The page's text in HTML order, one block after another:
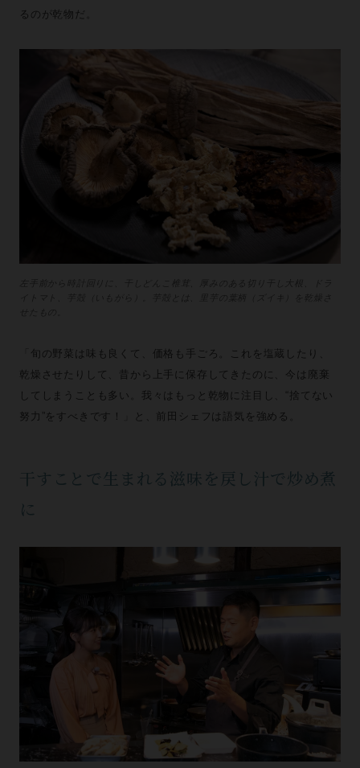
るのが乾物だ。
左手前から時計回りに、干しどんこ椎茸、厚みのある切り干し大根、ドラ
イトマト、芋殻（いもがら）。芋殻とは、里芋の葉柄（ズイキ）を乾燥さ
「旬の野菜は味も良くて、価格も手ごろ。これを塩蔵したり、
乾燥させたりして、昔から上手に保存してきたのに、今は廃棄
してしまうことも多い。我々はもっと乾物に注目し、“捨てない
努力”をすべきです！」と、前田シェフは語気を強める。
干すことで生まれる滋味を戻し汁で炒め煮
に